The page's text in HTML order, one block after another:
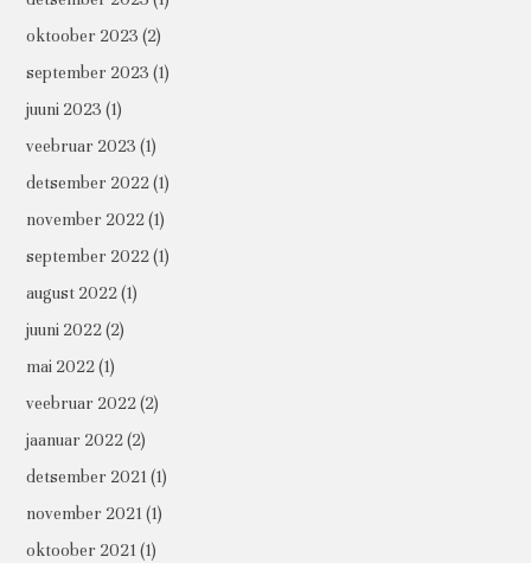
oktoober 2023 (2)
september 2023 (1)
juuni 2023 (1)
veebruar 2023 (1)
detsember 2022(1)
november 2022(1)
september 2022(1)
august 2022(1)
juuni 2022(2)
mai 2022(1)
veebruar 2022(2)
jaanuar 2022(2)
detsember 2021(1)
november 2021(1)
oktoober 2021(1)